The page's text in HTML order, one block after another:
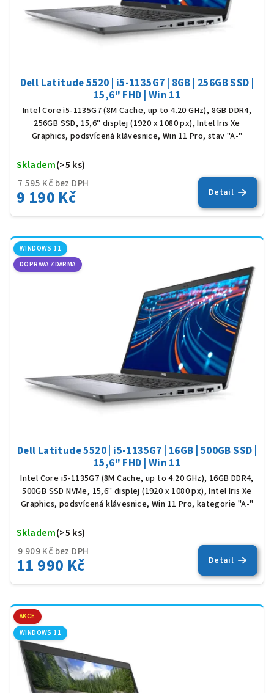
Dell Latitude 5520 | i5-1135G7 | 8GB | 256GB SSD |
15,6" FHD | Win 11
Intel Core i5-1135G7 (8M Cache, up to 4.20 GHz), 8GB DDR4,
256GB SSD, 15,6" displej (1920 x 1080 px), Intel Iris Xe
Graphics, podsvícená klávesnice, Win 11 Pro, stav "A-"
7 595 Kč bez DPH
9 190 Kč
Skladem(>5 ks)
je
5,0
5
Detail
WINDOWS 11
DOPRAVA ZDARMA
Dell Latitude 5520 | i5-1135G7 | 16GB | 500GB SSD |
15,6" FHD | Win 11
Intel Core i5-1135G7 (8M Cache, up to 4.20 GHz), 16GB DDR4,
500GB SSD NVMe, 15,6" displej (1920 x 1080 px), Intel Iris Xe
Graphics, podsvícená klávesnice, Win 11 Pro, kategorie "A-"
9 909 Kč bez DPH
11 990 Kč
Skladem(>5 ks)
je
5,0
5
Detail
AKCE
WINDOWS 11